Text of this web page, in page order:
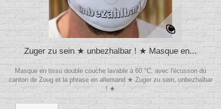
Zuger zu sein ★ unbezhalbar ! ★ Masque en...
Masque en tissu double couche lavable à 60 °C, avec l'écusson du
canton de Zoug et la phrase en allemand ★ Zuger zu sein, unbezhalbar
! ★